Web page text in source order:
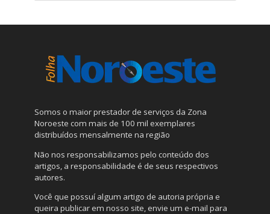
Somos o maior prestador de serviços da Zona
Noroeste com mais de 100 mil exemplares
distribuídos mensalmente na região
Não nos responsabilizamos pelo conteúdo dos
artigos, a responsabilidade é de seus respectivos
autores.
Você que possuí algum artigo de autoria própria e
queira publicar em nosso site, envie um e-mail para